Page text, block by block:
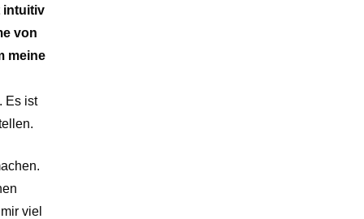
intuitiv
von
meine
Es ist
viel